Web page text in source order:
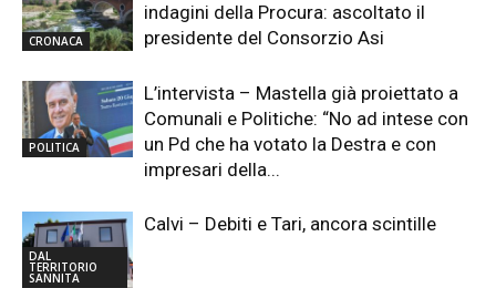
CRONACA
indagini della Procura: ascoltato il
presidente del Consorzio Asi
POLITICA
L’intervista – Mastella già proiettato a
Comunali e Politiche: “No ad intese con
un Pd che ha votato la Destra e con
impresari della...
DAL
TERRITORIO
SANNITA
Calvi – Debiti e Tari, ancora scintille